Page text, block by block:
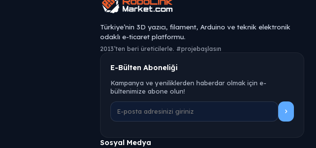
Türkiye’nin 3D yazıcı, filament, Arduino ve teknik elektronik
odaklı e-ticaret platformu.
2013’ten beri üreticilerle. #projebaşlasın
E-Bülten Aboneliği
Kampanya ve yeniliklerden haberdar olmak için e-
bültenimize abone olun!
Sosyal Medya